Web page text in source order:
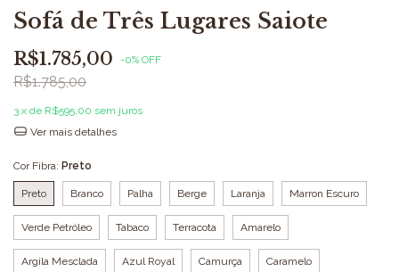
Sofá de Três Lugares Saiote
R$1.785,00 -0% OFF
R$1.785,00
3 x de R$595,00 sem juros
Ver mais detalhes
Cor Fibra: Preto
Preto Branco Palha Berge Laranja Marron Escuro
Verde Petróleo Tabaco Terracota Amarelo
Argila Mesclada Azul Royal Camurça Caramelo